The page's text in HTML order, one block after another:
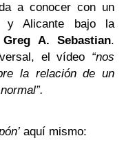
a conocer con un
y Alicante bajo la
Greg A. Sebastian.
el vídeo “nos
la relación de un
aquí mismo: